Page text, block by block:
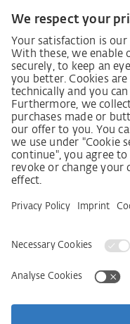
Lieferantenkodex
LkSG-Merkblatt für
Grundsatzerklärung
Beschwerdeverfahren
Erklärung zur
Services